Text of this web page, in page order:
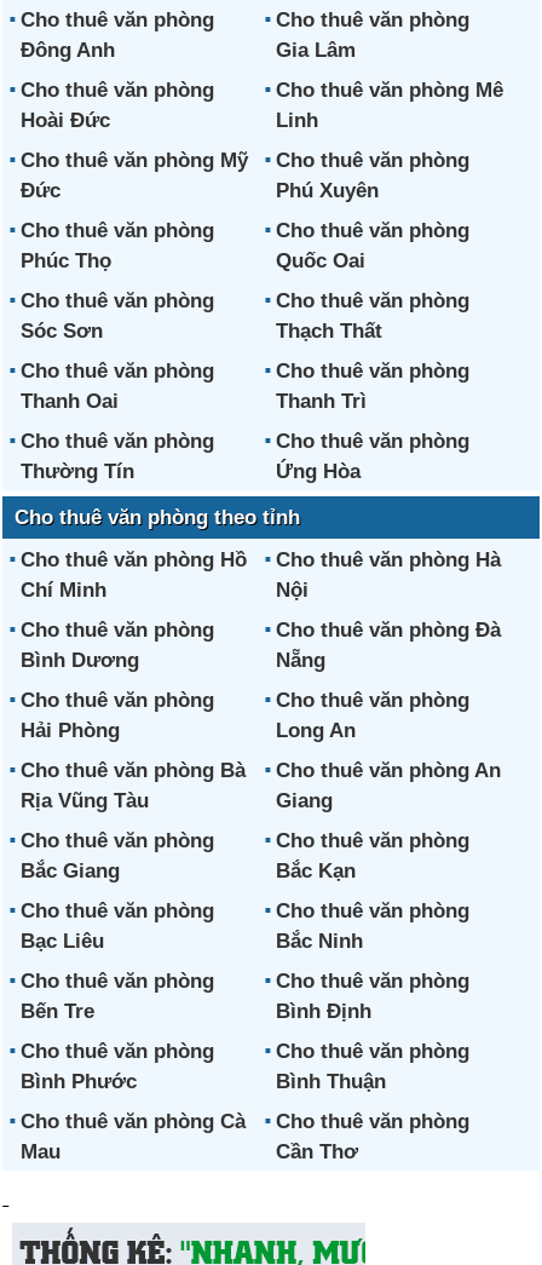
Cho thuê văn phòng
Đông Anh
Cho thuê văn phòng
Gia Lâm
Cho thuê văn phòng
Hoài Đức
Cho thuê văn phòng Mê
Linh
Cho thuê văn phòng Mỹ
Đức
Cho thuê văn phòng
Phú Xuyên
Cho thuê văn phòng
Phúc Thọ
Cho thuê văn phòng
Quốc Oai
Cho thuê văn phòng
Sóc Sơn
Cho thuê văn phòng
Thạch Thất
Cho thuê văn phòng
Thanh Oai
Cho thuê văn phòng
Thanh Trì
Cho thuê văn phòng
Thường Tín
Cho thuê văn phòng
Ứng Hòa
Cho thuê văn phòng theo tỉnh
Cho thuê văn phòng Hồ
Chí Minh
Cho thuê văn phòng Hà
Nội
Cho thuê văn phòng
Bình Dương
Cho thuê văn phòng Đà
Nẵng
Cho thuê văn phòng
Hải Phòng
Cho thuê văn phòng
Long An
Cho thuê văn phòng Bà
Rịa Vũng Tàu
Cho thuê văn phòng An
Giang
Cho thuê văn phòng
Bắc Giang
Cho thuê văn phòng
Bắc Kạn
Cho thuê văn phòng
Bạc Liêu
Cho thuê văn phòng
Bắc Ninh
Cho thuê văn phòng
Bến Tre
Cho thuê văn phòng
Bình Định
Cho thuê văn phòng
Bình Phước
Cho thuê văn phòng
Bình Thuận
Cho thuê văn phòng Cà
Mau
Cho thuê văn phòng
Cần Thơ